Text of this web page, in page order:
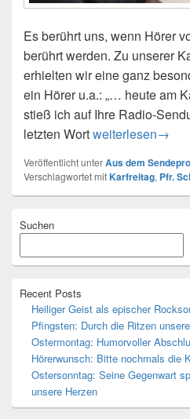
Es berührt uns, wenn Hörer
berührt werden. Zu unserer
erhielten wir eine ganz
ein Hörer u.a.: „… heute am
stieß ich auf Ihre Radio-
letzten WortHörerwunsch:
weiterlesen→
Veröffentlicht unterAus dem
Verschlagwortet mitKarfreitag, Pfr.
Seitenleisten-
Suchen
Recent Posts
Heiliger Geist als epischer
Pfingsten: Durch die Ritzen
Ostermontag: Humorvoller
Hörerwunsch: Bitte nochmals die
Ostersonntag: Seine Gegenwart
unsere Herzen